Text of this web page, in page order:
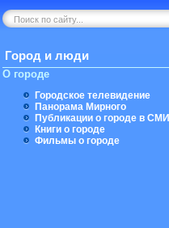
Город и люди
О городе
Городское телевидение
Панорама Мирного
Публикации о городе в СМИ
Книги о городе
Фильмы о городе